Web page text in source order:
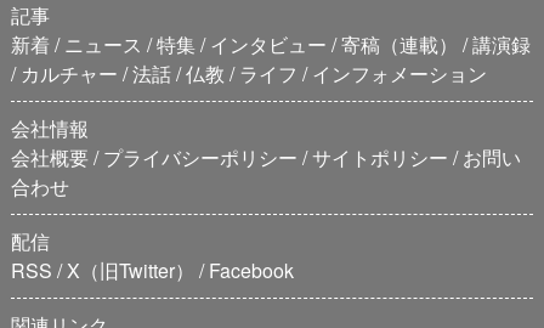
記事
新着
ニュース 特集 インタビュー 寄稿（連載）
講演録
カルチャー 法話 仏教 ライフ
インフォメーション
会社情報
会社概要 プライバシーポリシー サイトポリシー
お問い
合わせ
配信
RSS X（旧Twitter）
Facebook